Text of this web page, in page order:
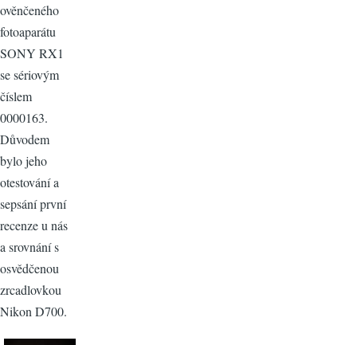
ověnčeného
fotoaparátu
SONY RX1
se sériovým
číslem
0000163.
Důvodem
bylo jeho
otestování a
sepsání první
recenze u nás
a srovnání s
osvědčenou
zrcadlovkou
Nikon D700.